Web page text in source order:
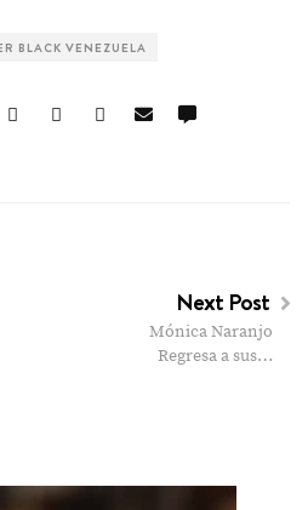
BLACK VENEZUELA
Next Post
Mónica Naranjo
Regresa a sus…